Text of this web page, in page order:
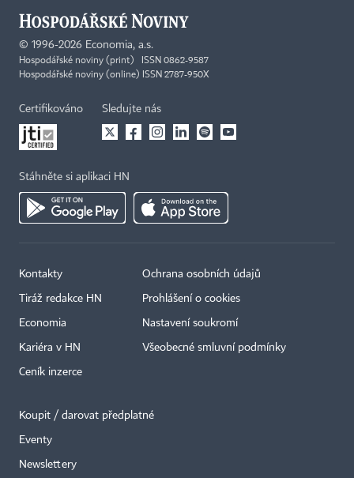
© 1996-2026 Economia, a.s.
Hospodářské noviny (print) ISSN 0862-9587
Hospodářské noviny (online) ISSN 2787-950X
Certifikováno Sledujte nás
Stáhněte si aplikaci HN
Kontakty
Tiráž redakce HN
Economia
Kariéra v HN
Ceník inzerce
Ochrana osobních údajů
Prohlášení o cookies
Nastavení soukromí
Všeobecné smluvní podmínky
Koupit / darovat předplatné
Eventy
Newslettery